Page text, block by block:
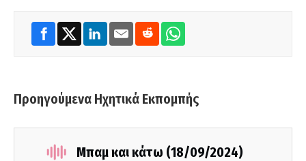
Προηγούμενα Ηχητικά Εκπομπής
Μπαμ και κάτω (18/09/2024)